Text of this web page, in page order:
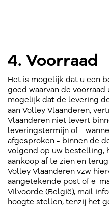
4. Voorraad
Het is mogelijk dat u een
goed waarvan de
mogelijk dat de levering
aan Volley Vlaanderen,
Vlaanderen niet levert
leveringstermijn of -
afgesproken - binnen de
volgend op uw bestelling,
aankoop af te zien en
Volley Vlaanderen vzw
aangetekende post of e-
Vilvoorde (België), mail
hoogte stellen, tenzij het